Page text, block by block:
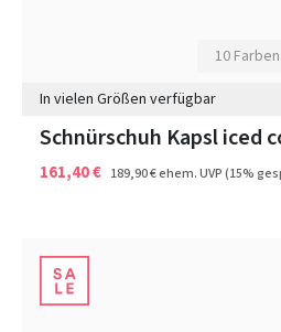
10 Farben
In vielen Größen verfügbar
Schnürschuh Kapsl iced
161,40 € 189,90 €ehem. UVP(15%